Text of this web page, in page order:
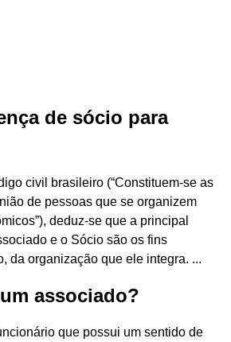
de sócio para
civil brasileiro (“Constituem-se as
de pessoas que se organizem
deduz-se que a principal
e o Sócio são os fins
da organização que ele integra. ...
associado?
que possui um sentido de